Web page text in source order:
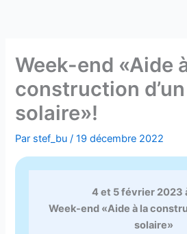
Week-end «Aide
construction
solaire»!
Par stef_bu/19 décembre 2022
4 et 5 février 2023
Week-end «Aide à la
solaire»